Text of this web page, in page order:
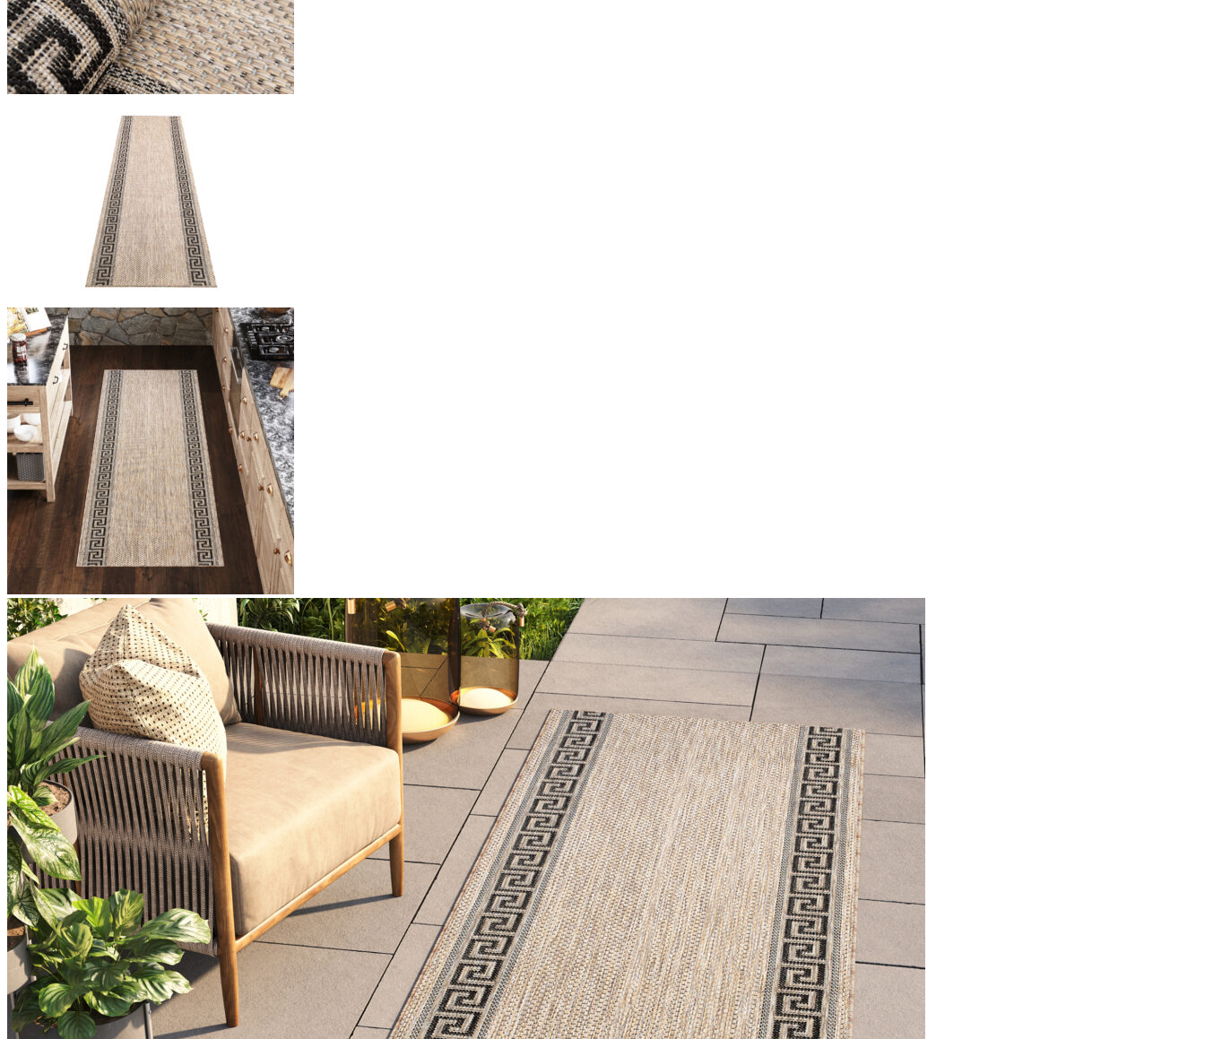
Nieklasyfikowane
Nieklasyfikowane pliki cookie, to pliki, które są w procesie klasyfikowania, wraz z dostawcami poszczególnych ciasteczek.